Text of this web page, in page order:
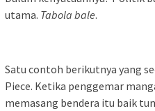
utama. Tabola bale.
Satu contoh berikutnya yang
Piece. Ketika penggemar
memasang bendera itu baik